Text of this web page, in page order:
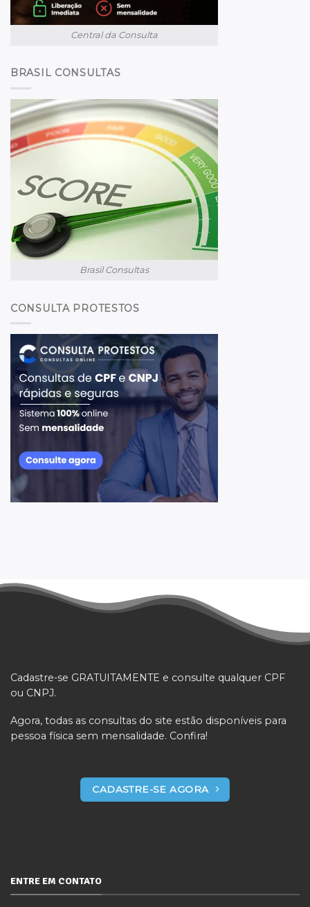
Central da Consulta
BRASIL CONSULTAS
Brasil Consultas
CONSULTA PROTESTOS
Cadastre-se GRATUITAMENTE e consulte qualquer CPF
ou CNPJ.
Agora, todas as consultas do site estão disponíveis para
pessoa física sem mensalidade. Confira!
CADASTRE-SE AGORA
ENTRE EM CONTATO